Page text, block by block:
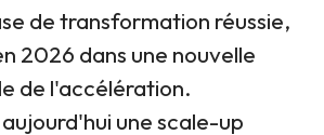
de transformation réussie,
2026 dans une nouvelle
de l'accélération.
une scale-up